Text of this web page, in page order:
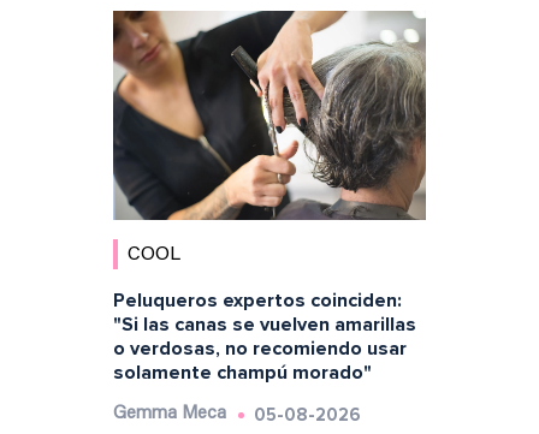
COOL
Peluqueros expertos coinciden:
"Si las canas se vuelven amarillas
o verdosas, no recomiendo usar
solamente champú morado"
Gemma Meca 05-08-2026